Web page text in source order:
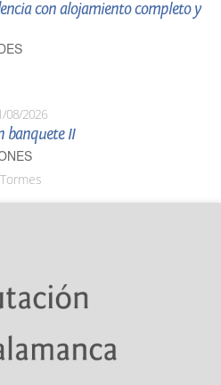
con alojamiento completo y
08/2026
banquete II